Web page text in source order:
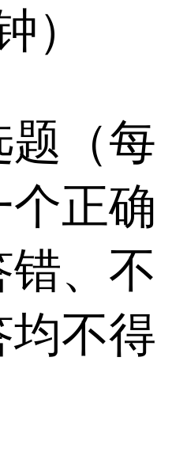
）
题（每
个正确
、不
均不得